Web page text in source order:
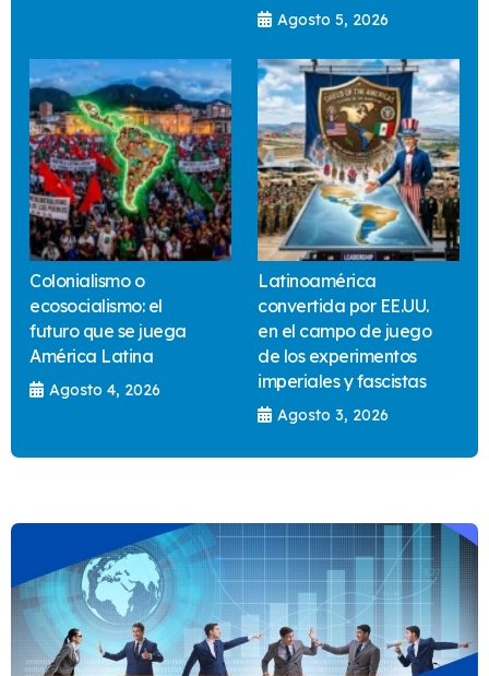
Agosto 5, 2026
Colonialismo o
ecosocialismo: el
futuro que se juega
América Latina
Agosto 4, 2026
Latinoamérica
convertida por EE.UU.
en el campo de juego
de los experimentos
imperiales y fascistas
Agosto 3, 2026